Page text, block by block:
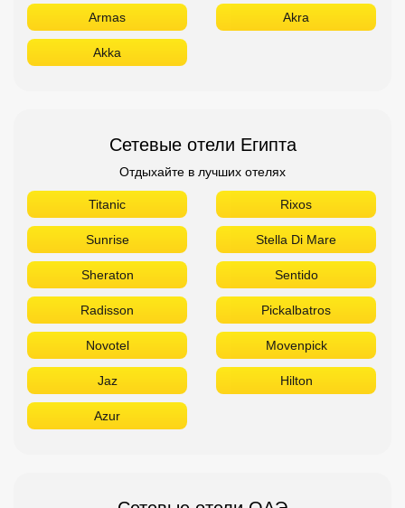
Armas Akra
Akka
Сетевые отели Египта
Отдыхайте в лучших отелях
Titanic Rixos
Sunrise Stella Di Mare
Sheraton Sentido
Radisson Pickalbatros
Novotel Movenpick
Jaz Hilton
Azur